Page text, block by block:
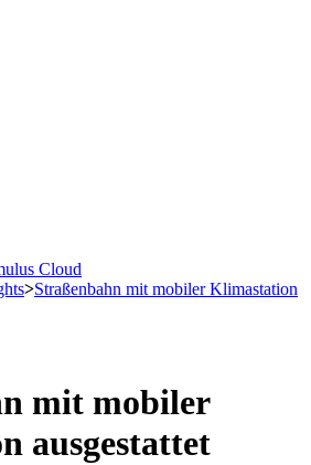
Cloud
>Straßenbahn mit mobiler Klimastation
mit mobiler
ausgestattet